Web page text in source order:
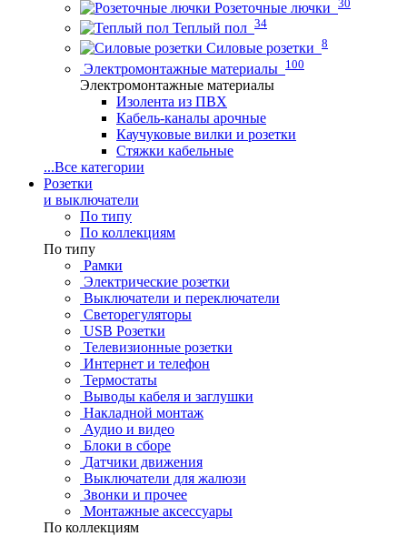
Розеточные лючки
Теплый пол 34
Силовые розетки 8
Электромонтажные материалы 100
Электромонтажные материалы
Изолента из ПВХ
Кабель-каналы арочные
Каучуковые вилки и розетки
Стяжки кабельные
...Все категории
Розетки
и выключатели
По типу
По коллекциям
По типу
Рамки
Электрические розетки
Выключатели и переключатели
Светорегуляторы
USB Розетки
Телевизионные розетки
Интернет и телефон
Термостаты
Выводы кабеля и заглушки
Накладной монтаж
Аудио и видео
Блоки в сборе
Датчики движения
Выключатели для жалюзи
Звонки и прочее
Монтажные аксессуары
По коллекциям